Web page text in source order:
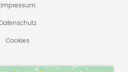
Impressum
Datenschutz
Cookies